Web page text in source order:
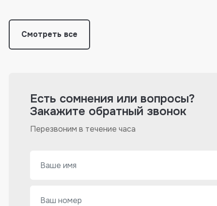
Смотреть все
Есть сомнения или вопросы?
Закажите обратный звонок
Перезвоним в течение часа